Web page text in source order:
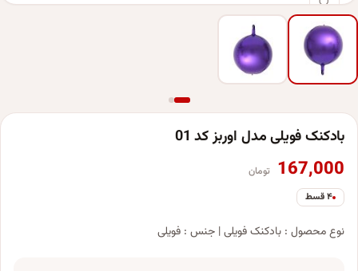
بادکنک فویلی مدل اوربز کد 01
167,000 تومان
۴ قسط
نوع محصول : بادکنک فویلی | جنس : فویلی